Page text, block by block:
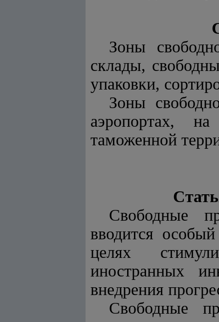
Зоны
склады,
упаковки,
Зоны
аэропортах,
таможенной
Свободные
вводится
целях
иностранных
внедрения
Свободные